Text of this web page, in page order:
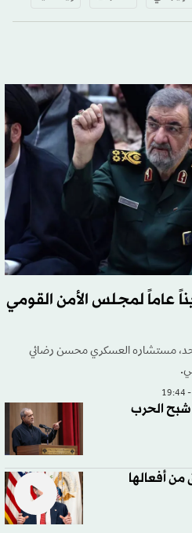
عاماً لمجلس الأمن القومي
مستشاره العسكري محسن رضائي
شبح الحرب
أفعالها